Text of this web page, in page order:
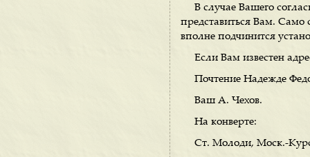
В случае Вашего
представиться Вам. Само
вполне подчинится
Если Вам известен
Почтение Надежде
Ваш А. Чехов.
На конверте:
Ст. Молоди, Моск.-